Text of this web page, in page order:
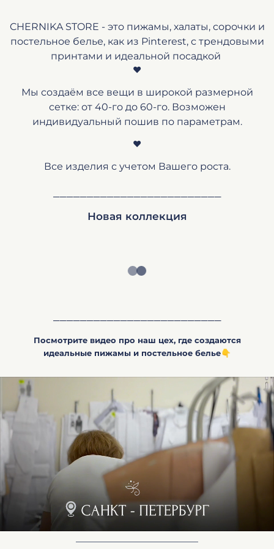
CHERNIKA STORE - это пижамы, халаты, сорочки и
постельное белье, как из Pinterest, с трендовыми
принтами и идеальной посадкой
♥️
Мы создаём все вещи в широкой размерной
сетке: от 40-го до 60-го. Возможен
индивидуальный пошив по параметрам.
♥️
Все изделия с учетом Вашего роста.
Новая коллекция
Посмотрите видео про наш цех, где создаются
идеальные пижамы и постельное белье👇